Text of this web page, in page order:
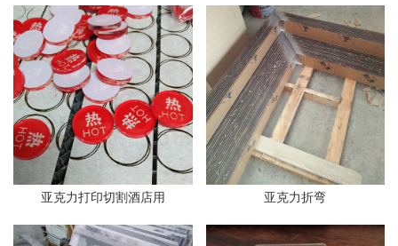
亚克力打印切割酒店用 亚克力折弯